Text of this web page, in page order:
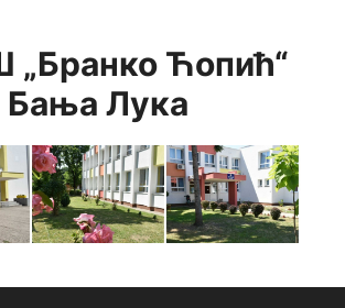
„Бранко Ћопић“
Бања Лука